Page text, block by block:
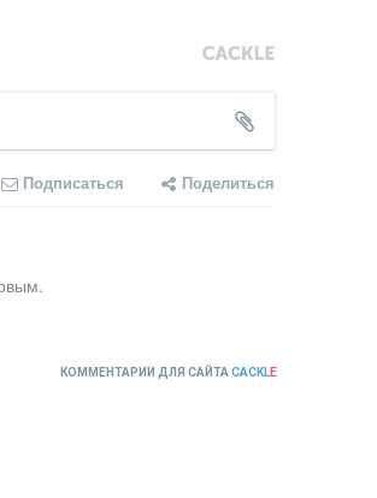
Подписаться Поделиться
КОММЕНТАРИИ ДЛЯ САЙТА CACKLE